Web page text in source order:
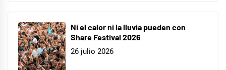
Ni el calor ni la lluvia pueden con
Share Festival 2026
26 julio 2026